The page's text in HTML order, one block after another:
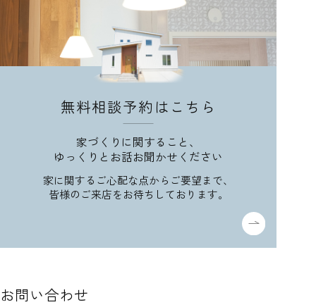
無料相談予約はこちら
家づくりに関すること、
ゆっくりとお話お聞かせください
家に関するご心配な点からご要望まで、
皆様のご来店をお待ちしております。
お問い合わせ